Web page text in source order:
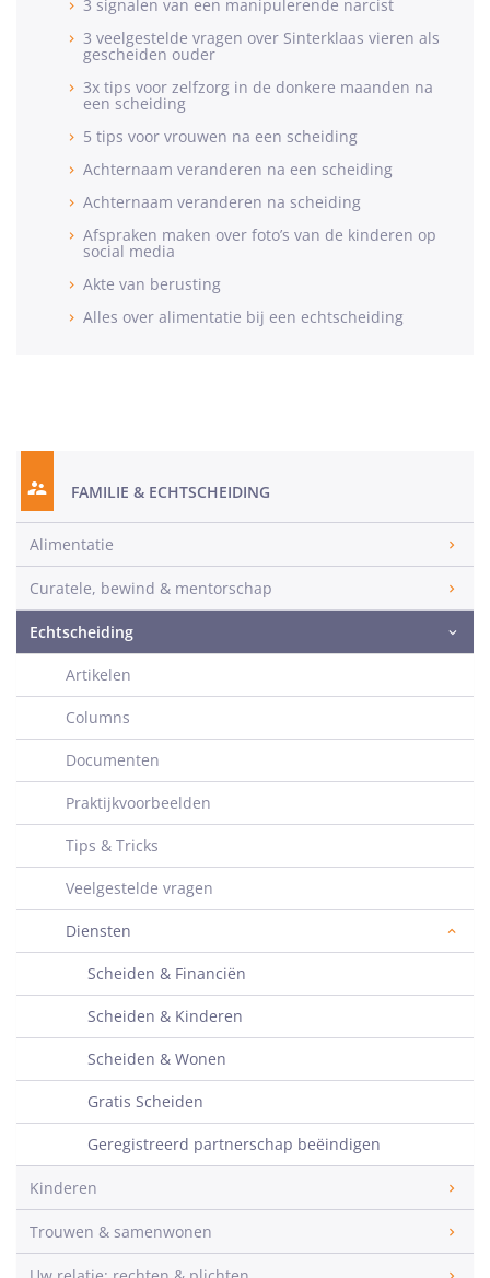
3 signalen van een manipulerende narcist
3 veelgestelde vragen over Sinterklaas vieren als
gescheiden ouder
3x tips voor zelfzorg in de donkere maanden na
een scheiding
5 tips voor vrouwen na een scheiding
Achternaam veranderen na een scheiding
Achternaam veranderen na scheiding
Afspraken maken over foto’s van de kinderen op
social media
Akte van berusting
Alles over alimentatie bij een echtscheiding
FAMILIE & ECHTSCHEIDING
Alimentatie
Curatele, bewind & mentorschap
Echtscheiding
Artikelen
Columns
Documenten
Praktijkvoorbeelden
Tips & Tricks
Veelgestelde vragen
Diensten
Scheiden & Financiën
Scheiden & Kinderen
Scheiden & Wonen
Gratis Scheiden
Geregistreerd partnerschap beëindigen
Kinderen
Trouwen & samenwonen